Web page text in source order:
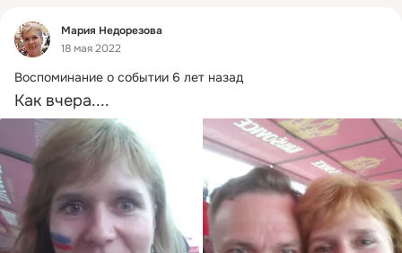
Фид
Мария Недорезова
18 мая 2022
Воспоминание о событии 6 лет назад
Как вчера....